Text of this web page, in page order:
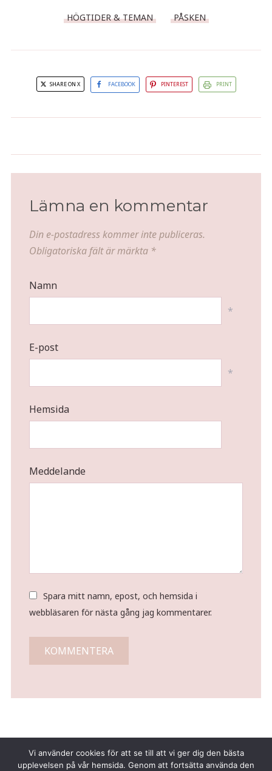
HÖGTIDER & TEMAN PÅSKEN
SHARE ON X FACEBOOK PINTEREST PRINT
Lämna en kommentar
Din e-postadress kommer inte publiceras.
Obligatoriska fält är märkta *
Namn
*
E-post
*
Hemsida
Meddelande
Spara mitt namn, epost, och hemsida i
webbläsaren för nästa gång jag kommentarer.
Vi använder cookies för att se till att vi ger dig den bästa
upplevelsen på vår hemsida. Genom att fortsätta använda den